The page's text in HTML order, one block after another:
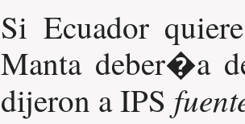
Si Ecuador
Manta deber�a
dijeron a IPS